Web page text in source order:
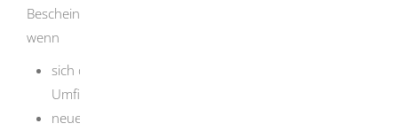
Bescheinigung ist deshalb zu beantragen, insbesondere
wenn
sich die antragstellende Person ändert (zum Beispiel
Umfirmierung von einer GbR in eine GmbH),
neue Kurse/Lehrgänge hinzu kommen oder